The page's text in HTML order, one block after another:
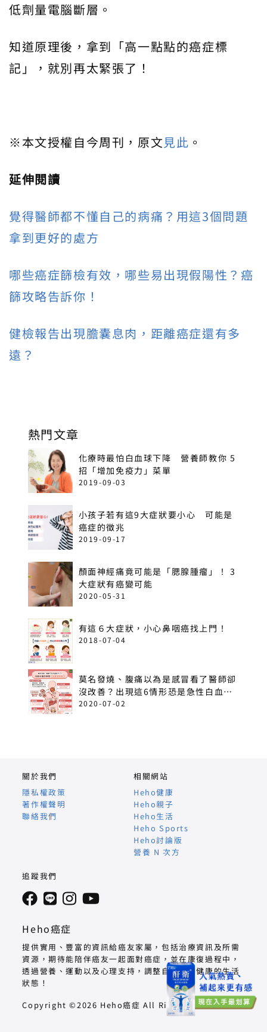
低劑量電腦斷層。
知道原理後，拿到「高一點點的癌症標
記」，就別再太緊張了！
※本文授權自今周刊，原文見此 。
延伸閱讀
覺得醫師都不懂自己的病痛？用這3個問題
拿到更好的處方
哪些癌症篩檢有效，哪些易出現假陽性？癌
篩攻略告訴你！
健檢報告出現膽囊息肉，距離癌症還有多
遠？
熱門文章
化療時最怕白血球下降 營養師教你 5
招「增加免疫力」菜單
2019-09-03
小孩子若有這9大症狀要小心 可能是
癌症的徵兆
2019-09-17
顏面神經痛竟可能是「腮腺腫瘤」！ 3
大症狀有癌變可能
2020-05-31
有這６大症狀，小心鼻咽癌找上門！
2018-07-04
莫名發燒、腹痛以為是感冒看了醫師卻
沒改善？出現這6情形恐是急性白血
病！
2020-07-02
Heho癌症
提供實用、豐富的資訊給癌友家屬，包括治療資訊及所需
資源，期待能陪伴癌友一起面對癌症，並在康復過程中，
透過營養、運動以及心理支持，調整自己回到健康的生活
狀態！
Copyright ©2026 Heho癌症 All Right Reserved.
關於我們
隱私權政策
著作權聲明
聯絡我們
相關網站
Heho健康
Heho親子
Heho生活
Heho Sports
Heho討論版
營養 N 次方
追蹤我們